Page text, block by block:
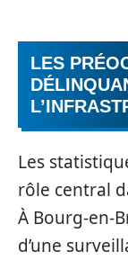
LES
Les
rôle central
À Bourg-en-
d’une